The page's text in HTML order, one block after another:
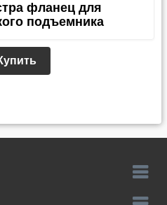
фланец для
подъемника